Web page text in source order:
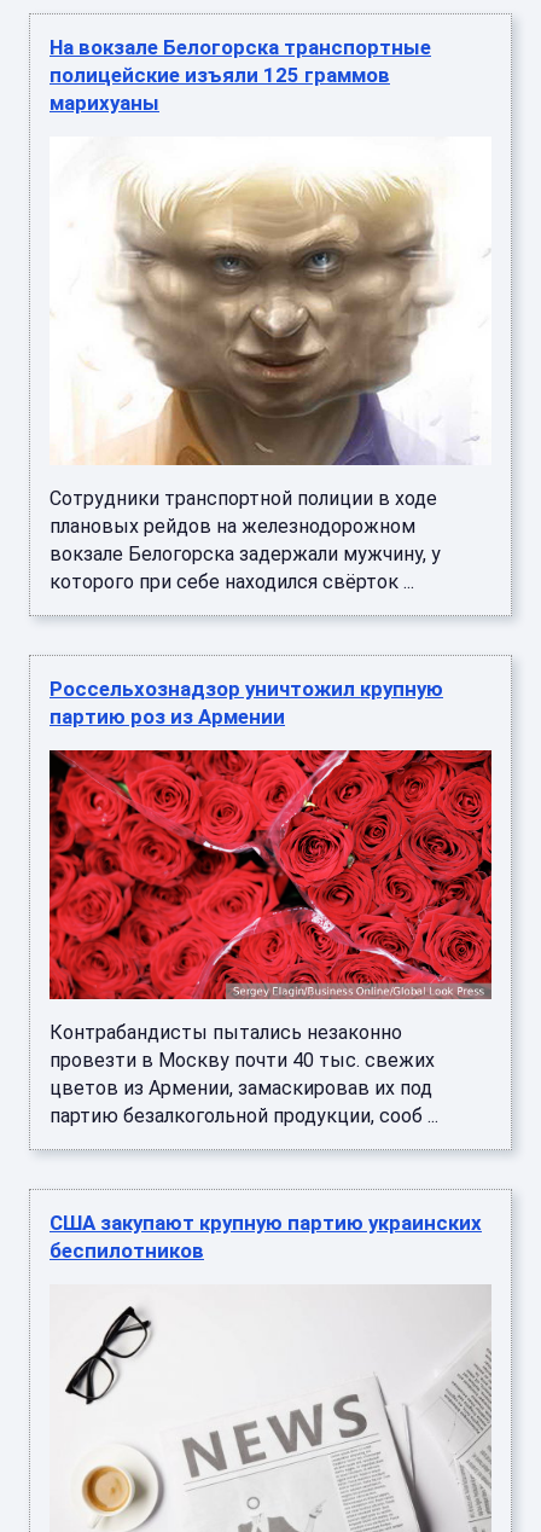
На вокзале Белогорска транспортные
полицейские изъяли 125 граммов
марихуаны
Сотрудники транспортной полиции в ходе
плановых рейдов на железнодорожном
вокзале Белогорска задержали мужчину, у
которого при себе находился свёрток ...
Россельхознадзор уничтожил крупную
партию роз из Армении
Контрабандисты пытались незаконно
провезти в Москву почти 40 тыс. свежих
цветов из Армении, замаскировав их под
партию безалкогольной продукции, сооб ...
США закупают крупную партию украинских
беспилотников